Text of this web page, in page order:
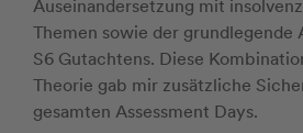
Auseinandersetzung mit
Themen sowie der grundlegende
S6 Gutachtens. Diese
Theorie gab mir zusätzliche
gesamten Assessment Days.